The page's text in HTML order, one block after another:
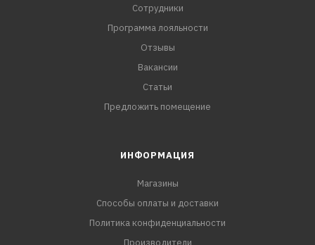
Сотрудники
Программа лояльности
Отзывы
Вакансии
Статьи
Предложить помещение
ИНФОРМАЦИЯ
Магазины
Способы оплаты и доставки
Политика конфиденциальности
Производители